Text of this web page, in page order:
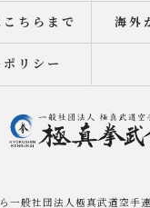
ちらまで 海外
リシー
一般社団法人極真武道空手